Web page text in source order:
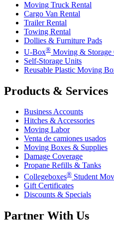
Moving Truck Rental
Cargo Van Rental
Trailer Rental
Towing Rental
Dollies & Furniture Pads
U-Box® Moving & Storage
Self-Storage Units
Reusable Plastic Moving
Products & Services
Business Accounts
Hitches & Accessories
Moving Labor
Venta de camiones usados
Moving Boxes & Supplies
Damage Coverage
Propane Refills & Tanks
Collegeboxes® Student
Gift Certificates
Discounts & Specials
Partner With Us